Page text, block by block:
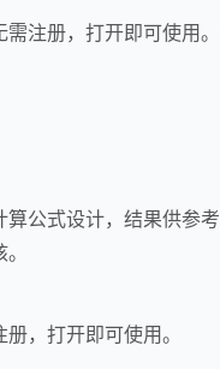
需注册，打开即可使用
算公式设计，结果供参
，打开即可使用。